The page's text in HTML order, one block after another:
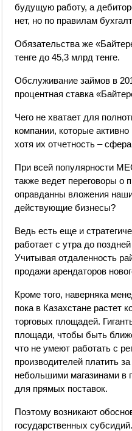
будущую работу, а
нет, но по правилам
Обязательства же
тенге до 45,3 млрд тенге.
Обслуживание займов в
процентная ставка
Чего не хватает для
компании, которые
хотя их отчетность –
При всей популярности
также ведет переговоры о
оправданны вложения
действующие бизнесы?
Ведь есть еще и
работает с утра до
Учитывая отдаленность
продажи арендаторов
Кроме того, наверняка
пока в Казахстане растет
торговых площадей.
площади, чтобы быть
что не умеют работать с
производителей платить
небольшими магазинами в
для прямых поставок.
Поэтому возникают
государственных субсидий.